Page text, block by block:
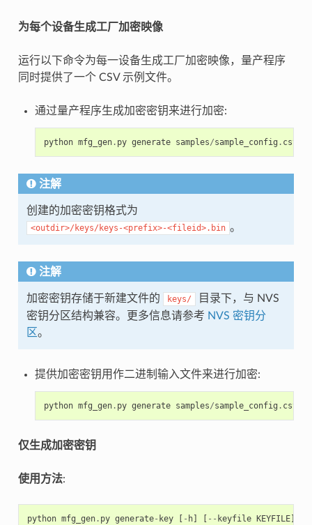
为每个设备生成工厂加密映像
运行以下命令为每一设备生成工厂加密映像，量产程序
同时提供了一个 CSV 示例文件。
通过量产程序生成加密密钥来进行加密:
python mfg_gen. py generate samples/sample_config . csv
注解
创建的加密密钥格式为
<outdir>/keys/keys-<prefix>-<fileid>.bin 。
注解
加密密钥存储于新建文件的 keys/
目录下，与 NVS
密钥分区结构兼容。更多信息请参考 NVS 密钥分
区。
提供加密密钥用作二进制输入文件来进行加密:
python mfg_gen. py generate samples/sample_config . csv
仅生成加密密钥
使用方法:
python mfg_gen. py generate- key [ - h] [ -- keyfile KEYFILE]